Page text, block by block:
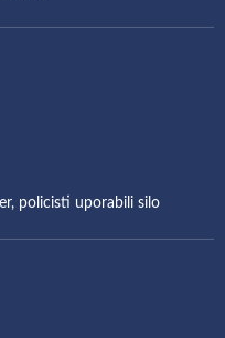
policisti uporabili silo